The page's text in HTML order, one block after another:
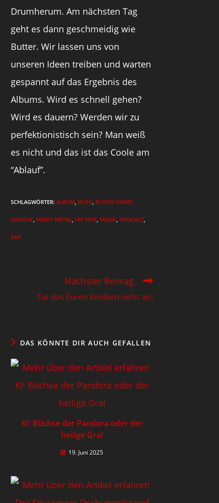
Drumherum. Am nächsten Tag
geht es dann geschmeidig wie
Butter. Wir lassen uns von
unseren Ideen treiben und warten
gespannt auf das Ergebnis des
Albums. Wird es schnell gehen?
Wird es dauern? Werden wir zu
perfektionistisch sein? Man weiß
es nicht und das ist das Coole am
“Ablauf”.
SCHLAGWÖRTER:ALBUM BLOG BLOOD SWEAT
GROOVE HEAVY METAL HIP HOP MUSIK PODCAST
RAP
Nächster Beitrag
Tut das Euren Kindern nicht an!
DAS KÖNNTE DIR AUCH GEFALLEN
KI: Büchse der Pandora oder der
heilige Gral
19. Juni 2025